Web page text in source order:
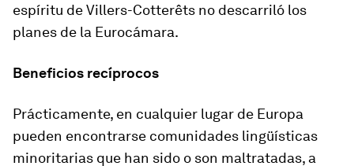
espíritu de Villers-Cotterêts no descarriló los
planes de la Eurocámara.
Beneficios recíprocos
Prácticamente, en cualquier lugar de Europa
pueden encontrarse comunidades lingüísticas
minoritarias que han sido o son maltratadas, a